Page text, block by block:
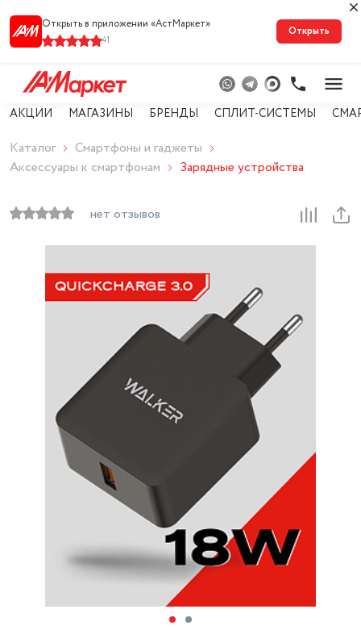
Открыть в приложении «АстМарке‪т‬»
41
Открыть
АКЦИИ МАГАЗИНЫ БРЕНДЫ СПЛИТ-СИСТЕМЫ
Каталог
Смартфоны и гаджеты
Аксессуары к смартфонам
Зарядные устройства
нет отзывов